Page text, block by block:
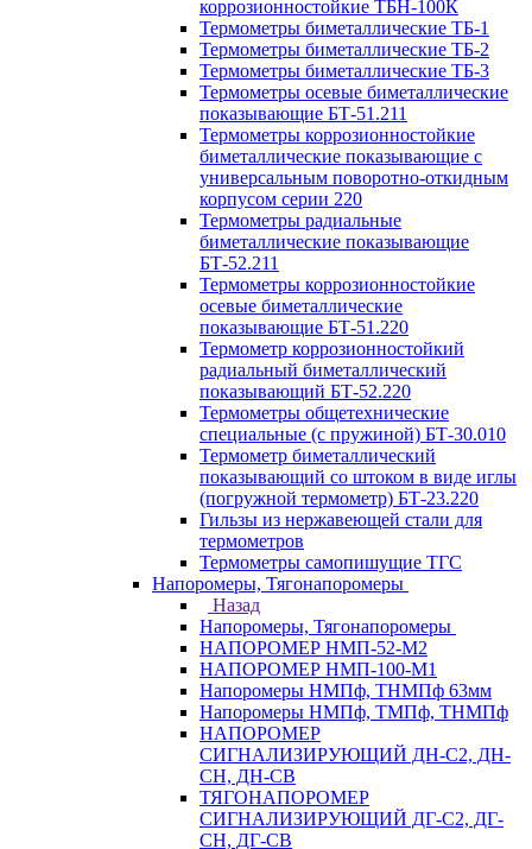
коррозионностойкие ТБН-100К
Термометры биметаллические ТБ-1
Термометры биметаллические ТБ-2
Термометры биметаллические ТБ-3
Термометры осевые биметаллические
показывающие БТ-51.211
Термометры коррозионностойкие
биметаллические показывающие с
универсальным поворотно-откидным
корпусом серии 220
Термометры радиальные
биметаллические показывающие
БТ-52.211
Термометры коррозионностойкие
осевые биметаллические
показывающие БТ-51.220
Термометр коррозионностойкий
радиальный биметаллический
показывающий БТ-52.220
Термометры общетехнические
специальные (с пружиной) БТ-30.010
Термометр биметаллический
показывающий со штоком в виде иглы
(погружной термометр) БТ-23.220
Гильзы из нержавеющей стали для
термометров
Термометры самопишущие ТГС
Напоромеры, Тягонапоромеры
Назад
Напоромеры, Тягонапоромеры
НАПОРОМЕР НМП-52-М2
НАПОРОМЕР НМП-100-М1
Напоромеры НМПф, ТНМПф 63мм
Напоромеры НМПф, ТМПф, ТНМПф
НАПОРОМЕР
СИГНАЛИЗИРУЮЩИЙ ДН-С2, ДН-
СН, ДН-СВ
ТЯГОНАПОРОМЕР
СИГНАЛИЗИРУЮЩИЙ ДГ-С2, ДГ-
СН, ДГ-СВ